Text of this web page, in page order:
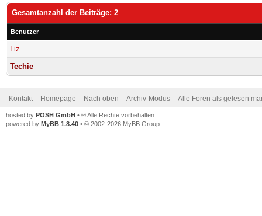
Gesamtanzahl der Beiträge: 2
Benutzer
Liz
Techie
Kontakt Homepage Nach oben Archiv-Modus Alle Foren als gelesen
hosted by POSH GmbH • ® Alle Rechte vorbehalten
powered by MyBB 1.8.40 • © 2002-2026 MyBB Group